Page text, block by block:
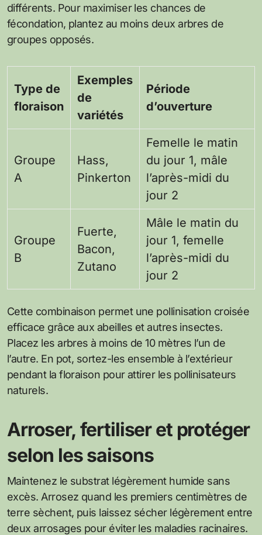
différents. Pour maximiser les chances de
fécondation, plantez au moins deux arbres de
groupes opposés.
Type de
floraison
Exemples
de
variétés
Période
d’ouverture
Groupe
A
Hass,
Pinkerton
Femelle le matin
du jour 1, mâle
l’après-midi du
jour 2
Groupe
B
Fuerte,
Bacon,
Zutano
Mâle le matin du
jour 1, femelle
l’après-midi du
jour 2
Cette combinaison permet une pollinisation croisée
efficace grâce aux abeilles et autres insectes.
Placez les arbres à moins de 10 mètres l’un de
l’autre. En pot, sortez-les ensemble à l’extérieur
pendant la floraison pour attirer les pollinisateurs
naturels.
Arroser, fertiliser et protéger
selon les saisons
Maintenez le substrat légèrement humide sans
excès. Arrosez quand les premiers centimètres de
terre sèchent, puis laissez sécher légèrement entre
deux arrosages pour éviter les maladies racinaires.